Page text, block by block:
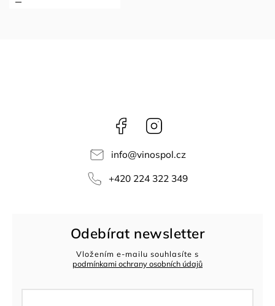
Facebook
info@vinospol.cz
+420 224 322 349
Odebírat newsletter
Vložením e-mailu souhlasíte s
podmínkami ochrany osobních údajů